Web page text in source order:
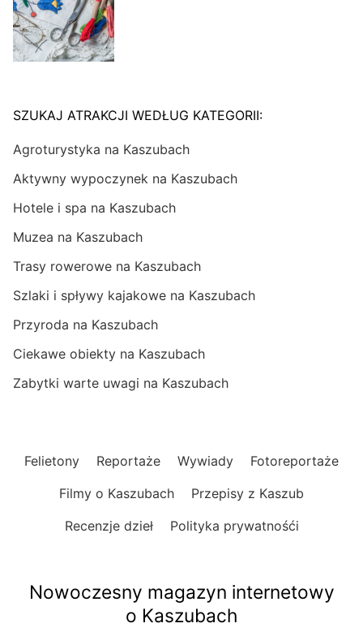
SZUKAJ ATRAKCJI WEDŁUG KATEGORII:
Agroturystyka na Kaszubach
Aktywny wypoczynek na Kaszubach
Hotele i spa na Kaszubach
Muzea na Kaszubach
Trasy rowerowe na Kaszubach
Szlaki i spływy kajakowe na Kaszubach
Przyroda na Kaszubach
Ciekawe obiekty na Kaszubach
Zabytki warte uwagi na Kaszubach
Felietony Reportaże Wywiady
Fotoreportaże
Filmy o Kaszubach
Przepisy z Kaszub
Recenzje dzieł
Polityka prywatnośći
Nowoczesny magazyn internetowy
o Kaszubach